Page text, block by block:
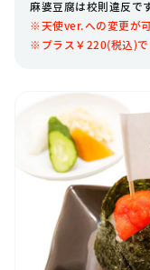
麻婆豆腐は校則違反で
※天使ver.への変更が
※プラス￥220(税込)で